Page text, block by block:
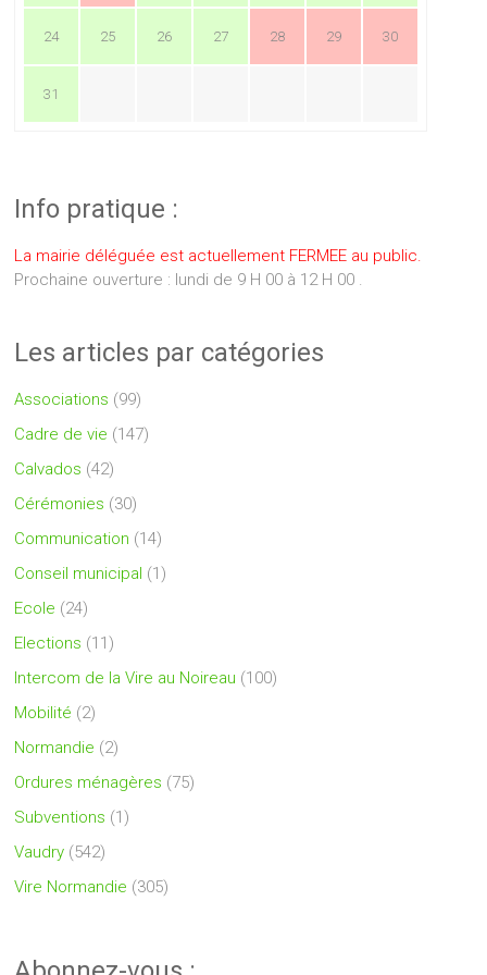
24 25 26 27 28 29 30
31
Info pratique :
La mairie déléguée est actuellement FERMEE au public.
Prochaine ouverture : lundi de 9 H 00 à 12 H 00 .
Les articles par catégories
Associations (99)
Cadre de vie (147)
Calvados (42)
Cérémonies (30)
Communication (14)
Conseil municipal (1)
Ecole (24)
Elections (11)
Intercom de la Vire au Noireau (100)
Mobilité (2)
Normandie (2)
Ordures ménagères (75)
Subventions (1)
Vaudry (542)
Vire Normandie (305)